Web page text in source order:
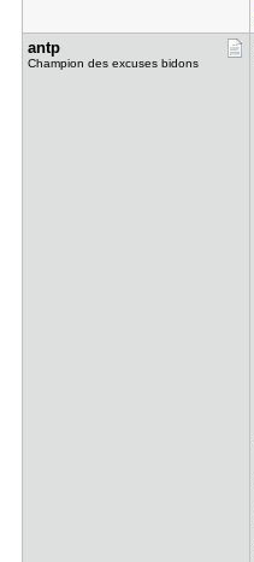
antp
Champion des excuses bidons